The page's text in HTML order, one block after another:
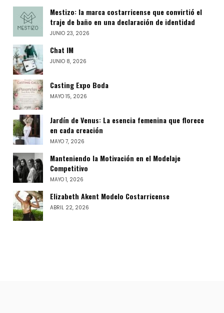
Mestizo: la marca costarricense que convirtió el
traje de baño en una declaración de identidad
JUNIO 23, 2026
Chat IM
JUNIO 8, 2026
Casting Expo Boda
MAYO 15, 2026
Jardín de Venus: La esencia femenina que florece
en cada creación
MAYO 7, 2026
Manteniendo la Motivación en el Modelaje
Competitivo
MAYO 1, 2026
Elizabeth Akent Modelo Costarricense
ABRIL 22, 2026